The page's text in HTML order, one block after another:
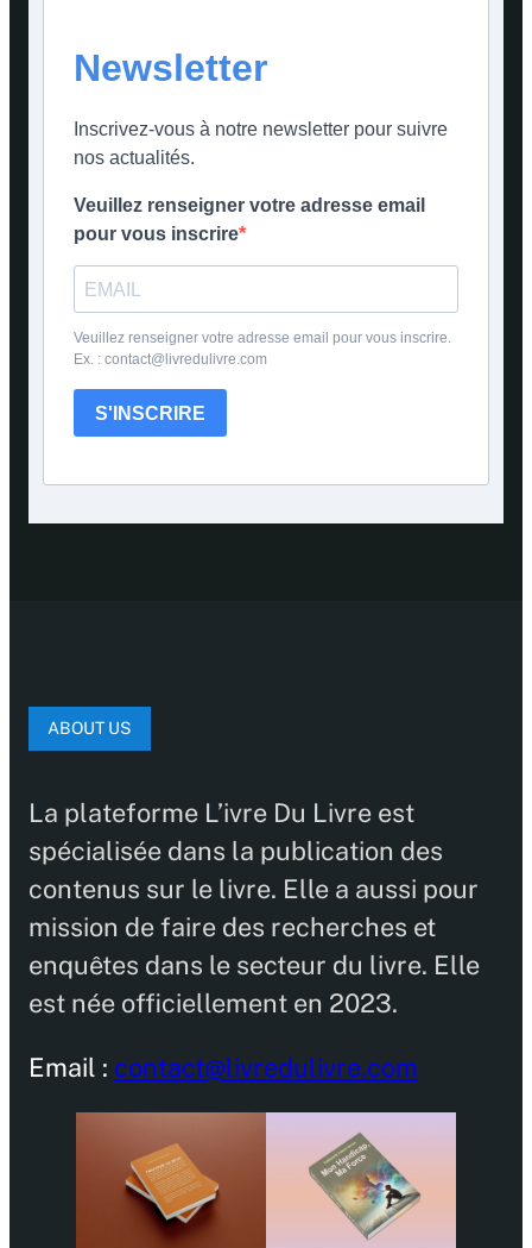
Newsletter
Inscrivez-vous à notre newsletter pour suivre
nos actualités.
Veuillez renseigner votre adresse email
pour vous inscrire
Veuillez renseigner votre adresse email pour vous inscrire.
Ex. : contact@livredulivre.com
S'INSCRIRE
ABOUT US
La plateforme L’ivre Du Livre est
spécialisée dans la publication des
contenus sur le livre. Elle a aussi pour
mission de faire des recherches et
enquêtes dans le secteur du livre. Elle
est née officiellement en 2023.
Email : contact@livredulivre.com